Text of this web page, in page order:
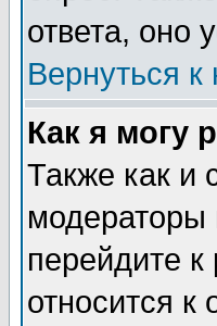
ответа, оно
Вернуться к
Как я могу
Также как и
модераторы
перейдите
относится к